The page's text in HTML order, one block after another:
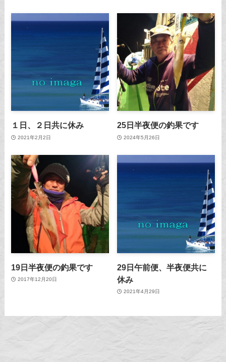
１日、２日共に休み
2021年2月2日
25日半夜便の釣果です
2024年5月26日
19日半夜便の釣果です
2017年12月20日
29日午前便、半夜便共に
休み
2021年4月29日